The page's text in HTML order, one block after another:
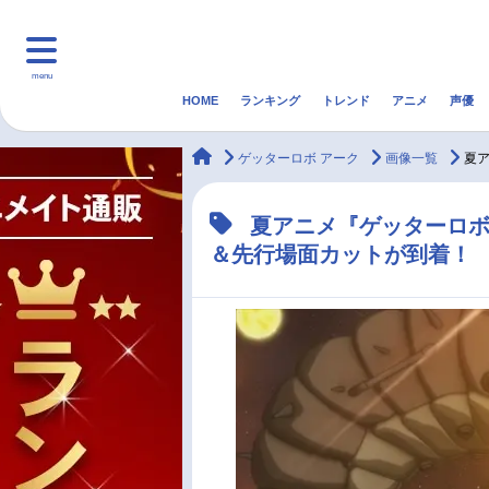
menu
マンガ・ラノベ ゲーム・アプリ 音楽
アニメ記事一覧
声優記事一覧
HOME ランキング トレンド アニメ 声優
animateTimes
ゲッターロボ アーク 画像一覧 夏
夏アニメ『ゲッターロ
＆先行場面カットが到着！